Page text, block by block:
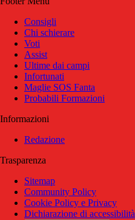
Consigli
Chi schierare
Voti
Assist
Ultime dai campi
Infortunati
Maglie SOS Fanta
Probabili Formazioni
Informazioni
Redazione
Trasparenza
Sitemap
Community Policy
Cookie Policy e Privacy
Dichiarazione di accessibilità